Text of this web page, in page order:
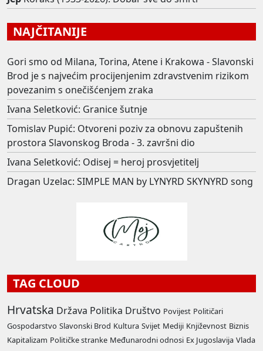
NAJČITANIJE
Gori smo od Milana, Torina, Atene i Krakowa - Slavonski
Brod je s najvećim procijenjenim zdravstvenim rizikom
povezanim s onečišćenjem zraka
Ivana Seletković: Granice šutnje
Tomislav Pupić: Otvoreni poziv za obnovu zapuštenih
prostora Slavonskog Broda - 3. završni dio
Ivana Seletković: Odisej = heroj prosvjetitelj
Dragan Uzelac: SIMPLE MAN by LYNYRD SKYNYRD song
TAG CLOUD
Hrvatska Država Politika Društvo Povijest Političari
Gospodarstvo Slavonski Brod Kultura Svijet Mediji Književnost Biznis
Kapitalizam Političke stranke Međunarodni odnosi Ex Jugoslavija Vlada